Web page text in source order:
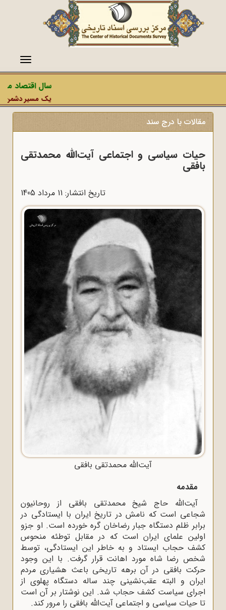
منو
سال اقتصاد
یک مسیر دشمن،
مقالات با درج سند
حیات سیاسی و اجتماعی آیت‌الله محمدتقی
بافقی
تاریخ انتشار: 11 مرداد 1405
آیت‌الله محمدتقی بافقی
مقدمه
آیت‌الله حاج شیخ محمدتقی بافقی از روحانیون
شجاعی است که نامش در تاریخ ایران با ایستادگی در
برابر ظلم دستگاه جبار رضاخان گره خورده است. او جزو
اولین علمای ایران است که در مقابل توطئه منحوس
کشف حجاب ایستاد و به خاطر این ایستادگی، توسط
شخص رضا شاه مورد اهانت قرار گرفت. با این وجود
حرکت بافقی در آن برهه تاریخی باعث هشیاری مردم
ایران و البته عقب‌نشینی چند ساله دستگاه پهلوی از
اجرای سیاست کشف حجاب شد. این نوشتار بر آن است
تا حیات سیاسی و اجتماعی آیت‌الله بافقی را مرور کند.